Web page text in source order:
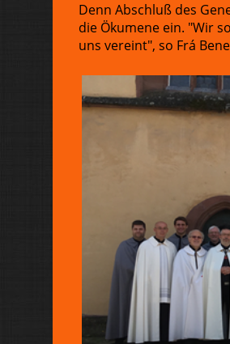
Denn Abschluß des
die Ökumene ein. "Wir
uns vereint", so Frá